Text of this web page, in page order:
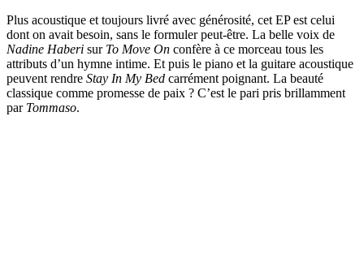
Plus acoustique et toujours livré avec générosité, cet EP est celui
dont on avait besoin, sans le formuler peut-être. La belle voix de
Nadine Haberi sur To Move On confère à ce morceau tous les
attributs d’un hymne intime. Et puis le piano et la guitare acoustique
peuvent rendre Stay In My Bed carrément poignant. La beauté
classique comme promesse de paix ? C’est le pari pris brillamment
par Tommaso.